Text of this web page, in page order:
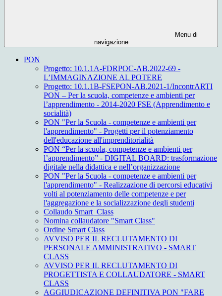
Menu di
navigazione
PON
Progetto: 10.1.1A-FDRPOC-AB.2022-69 -
L’IMMAGINAZIONE AL POTERE
Progetto: 10.1.1B-FSEPON-AB.2021-1/IncontrARTI
PON – Per la scuola, competenze e ambienti per
l’apprendimento - 2014-2020 FSE (Apprendimento e
socialità)
PON "Per la Scuola - competenze e ambienti per
l'apprendimento" - Progetti per il potenziamento
dell'educazione all'imprenditorialità
PON “Per la scuola, competenze e ambienti per
l’apprendimento” - DIGITAL BOARD: trasformazione
digitale nella didattica e nell’organizzazione
PON "Per la Scuola - competenze e ambienti per
l'apprendimento" - Realizzazione di percorsi educativi
volti al potenziamento delle competenze e per
l'aggregazione e la socializzazione degli studenti
Collaudo Smart_Class
Nomina collaudatore "Smart Class"
Ordine Smart Class
AVVISO PER IL RECLUTAMENTO DI
PERSONALE AMMINISTRATIVO - SMART
CLASS
AVVISO PER IL RECLUTAMENTO DI
PROGETTISTA E COLLAUDATORE - SMART
CLASS
AGGIUDICAZIONE DEFINITIVA PON "FARE